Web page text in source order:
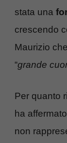
stata una
crescendo
Maurizio
“grande
Per quanto
ha
non